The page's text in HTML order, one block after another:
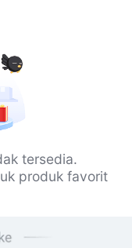
tersedia.
produk favorit